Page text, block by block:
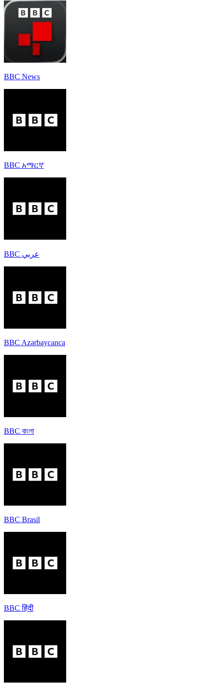
BBC News
BBC አማርኛ
BBC عربي
BBC Azərbaycanca
BBC বাংলা
BBC Brasil
BBC हिंदी